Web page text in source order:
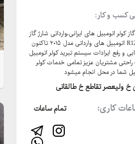
کسب و کار:
کولر اتومبیل های ایرانی،وارداتی شارژ گاز
R1234yf اتومبیل های وارداتی مدل ۲۰۱۵ تاکنون
و رفع ایرادات سیستم تبرید کولر اتومبیل
مشتریان عزیز تمامی خدمات کولر
شما در محل انجام میشود
خ‌ ولیعصر تقاطع خ طالقانی
کاری: تمام ساعات